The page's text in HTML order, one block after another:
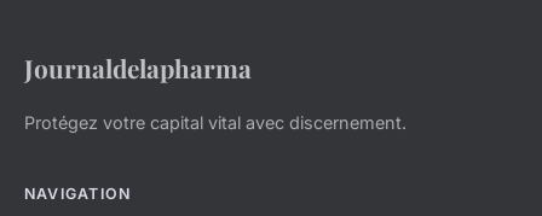
Journaldelapharma
Protégez votre capital vital avec discernement.
NAVIGATION